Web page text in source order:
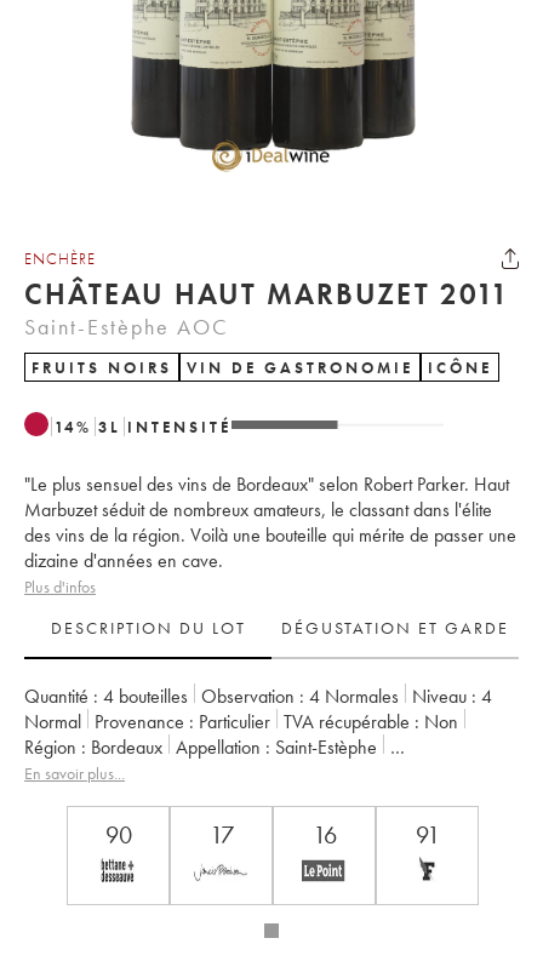
ENCHÈRE
CHÂTEAU HAUT MARBUZET 2011
Saint-Estèphe AOC
FRUITS NOIRS VIN DE GASTRONOMIE ICÔNE
14% 3 L INTENSITÉ
"Le plus sensuel des vins de Bordeaux" selon Robert Parker. Haut
Marbuzet séduit de nombreux amateurs, le classant dans l'élite
des vins de la région. Voilà une bouteille qui mérite de passer une
dizaine d'années en cave.
Plus d'infos
DESCRIPTION DU LOT
DÉGUSTATION ET GARDE
Quantité : 4 bouteilles Observation : 4 Normales Niveau : 4
Normal
Provenance : particulier TVA récupérable :
non
Région :
Bordeaux Appellation :
Saint-Estèphe
Propriétaire :
En savoir plus...
90 17 16 91